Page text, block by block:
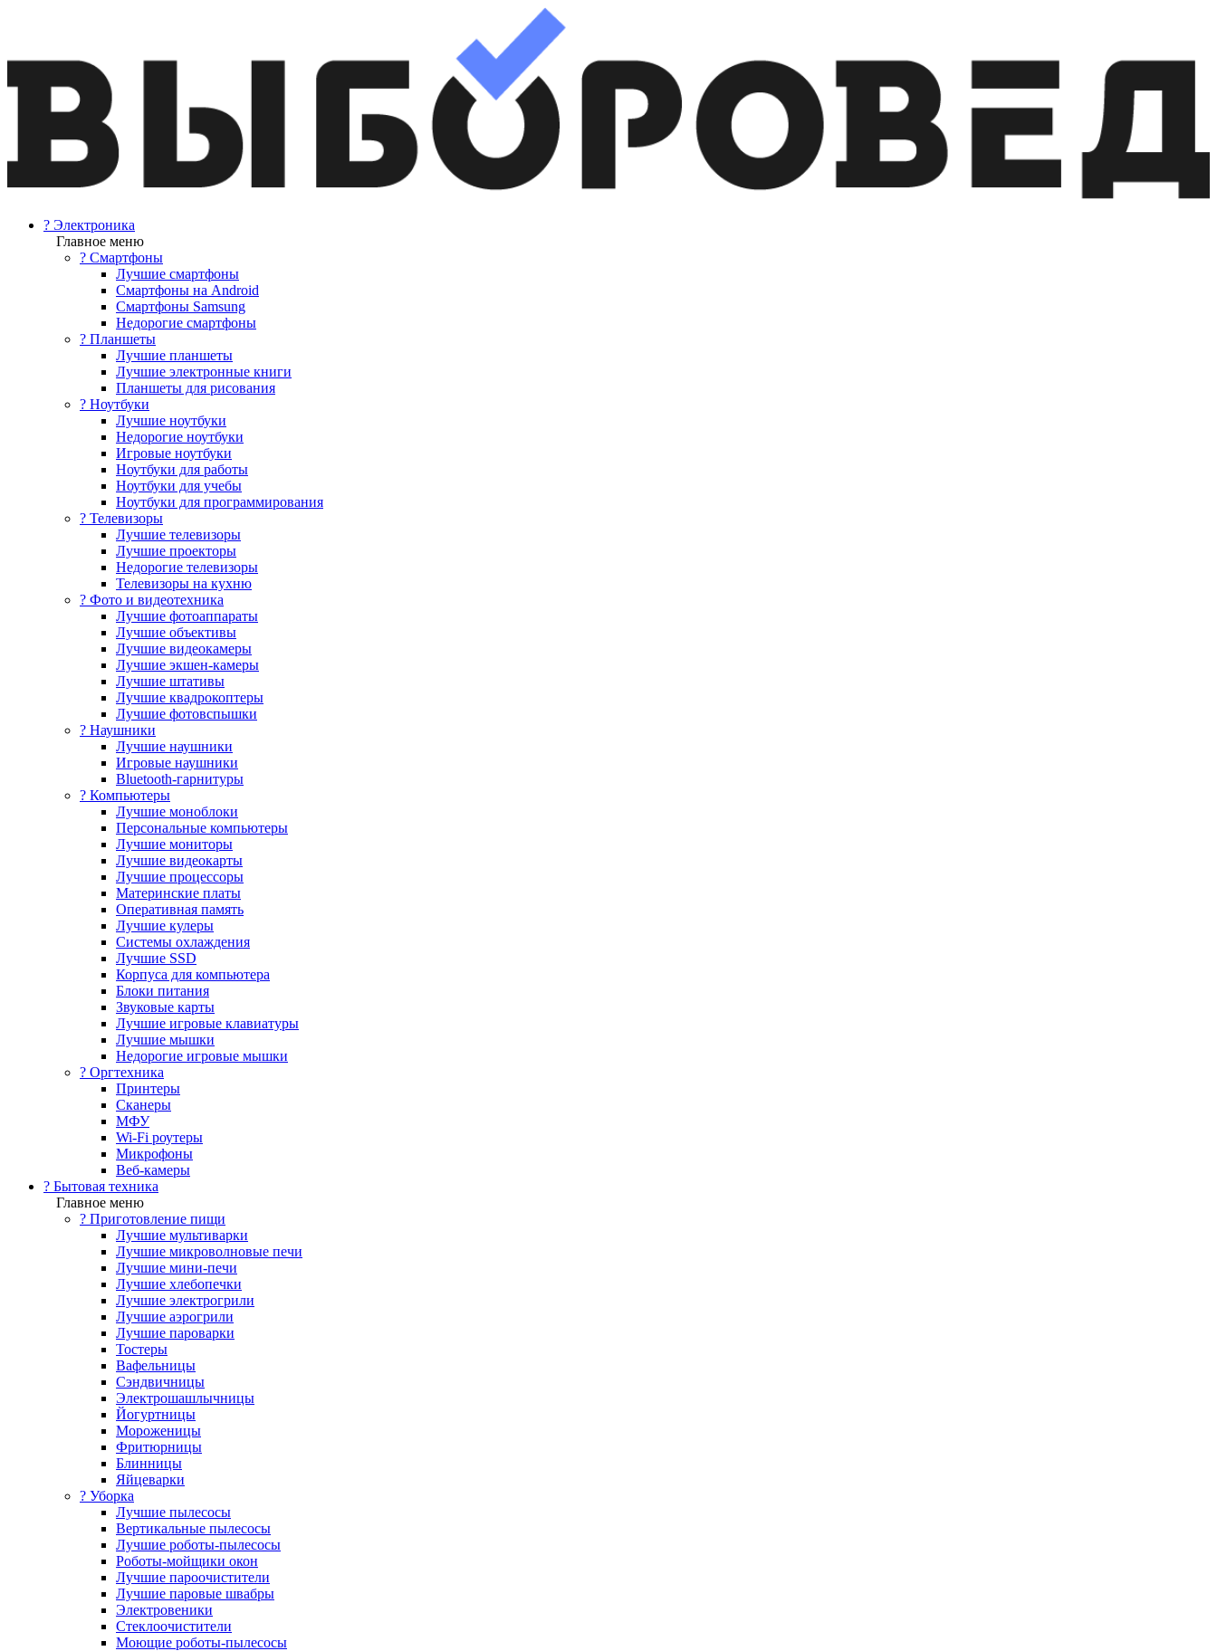
? Электроника
Главное меню
? Смартфоны
Лучшие смартфоны
Смартфоны на Android
Смартфоны Samsung
Недорогие смартфоны
? Планшеты
Лучшие планшеты
Лучшие электронные книги
Планшеты для рисования
? Ноутбуки
Лучшие ноутбуки
Недорогие ноутбуки
Игровые ноутбуки
Ноутбуки для работы
Ноутбуки для учебы
Ноутбуки для программирования
? Телевизоры
Лучшие телевизоры
Лучшие проекторы
Недорогие телевизоры
Телевизоры на кухню
? Фото и видеотехника
Лучшие фотоаппараты
Лучшие объективы
Лучшие видеокамеры
Лучшие экшен-камеры
Лучшие штативы
Лучшие квадрокоптеры
Лучшие фотовспышки
? Наушники
Лучшие наушники
Игровые наушники
Bluetooth-гарнитуры
?️ Компьютеры
Лучшие моноблоки
Персональные компьютеры
Лучшие мониторы
Лучшие видеокарты
Лучшие процессоры
Материнские платы
Оперативная память
Лучшие кулеры
Системы охлаждения
Лучшие SSD
Корпуса для компьютера
Блоки питания
Звуковые карты
Лучшие игровые клавиатуры
Лучшие мышки
Недорогие игровые мышки
?️ Оргтехника
Принтеры
Сканеры
МФУ
Wi-Fi роутеры
Микрофоны
Веб-камеры
? Бытовая техника
Главное меню
? Приготовление пищи
Лучшие мультиварки
Лучшие микроволновые печи
Лучшие мини-печи
Лучшие хлебопечки
Лучшие электрогрили
Лучшие аэрогрили
Лучшие пароварки
Тостеры
Вафельницы
Сэндвичницы
Электрошашлычницы
Йогуртницы
Мороженицы
Фритюрницы
Блинницы
Яйцеварки
? Уборка
Лучшие пылесосы
Вертикальные пылесосы
Лучшие роботы-пылесосы
Роботы-мойщики окон
Лучшие пароочистители
Лучшие паровые швабры
Электровеники
Стеклоочистители
Моющие роботы-пылесосы